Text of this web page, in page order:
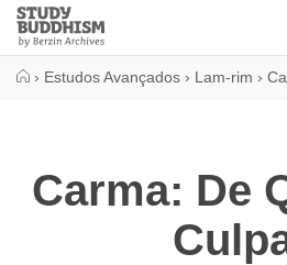
Close
Study
Buddhism
› Estudos Avançados › Lam-rim ›
Carma: De